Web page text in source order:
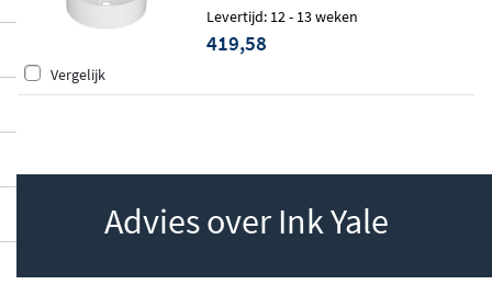
Levertijd: 12 - 13 weken
419,58
Vergelijk
Advies over Ink Yale